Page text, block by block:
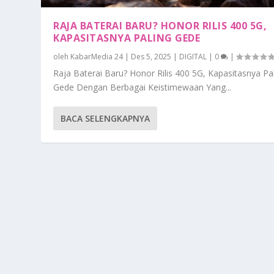
RAJA BATERAI BARU? HONOR RILIS 400 5G,
KAPASITASNYA PALING GEDE
oleh KabarMedia 24| Des 5, 2025 | DIGITAL | 0 |
Raja Baterai Baru? Honor Rilis 400 5G, Kapasitasnya
Gede Dengan Berbagai Keistimewaan Yang...
BACA SELENGKAPNYA